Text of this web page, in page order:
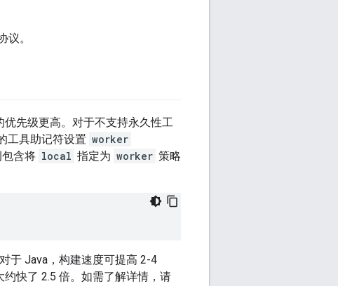
议。
先级更高。对于不支持永久性工
工具助记符设置 worker
含将 local 指定为 worker 策略
于 Java，构建速度可提高 2-4
快了 2.5 倍。如需了解详情，请